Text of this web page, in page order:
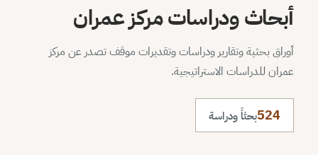
أبحاث ودراسات مركز عمران
أوراق بحثية وتقارير ودراسات وتقديرات موقف تصدر عن مركز
عمران للدراسات الاستراتيجية.
524بحثاً ودراسة